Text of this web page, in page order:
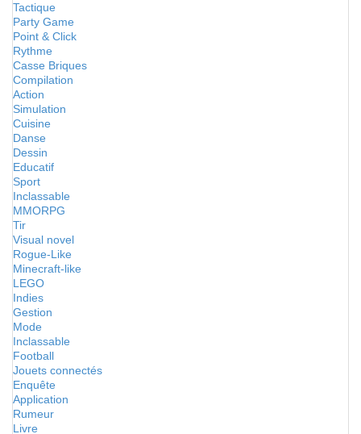
Tactique
Party Game
Point & Click
Rythme
Casse Briques
Compilation
Action
Simulation
Cuisine
Danse
Dessin
Educatif
Sport
Inclassable
MMORPG
Tir
Visual novel
Rogue-Like
Minecraft-like
LEGO
Indies
Gestion
Mode
Inclassable
Football
Jouets connectés
Enquête
Application
Rumeur
Livre